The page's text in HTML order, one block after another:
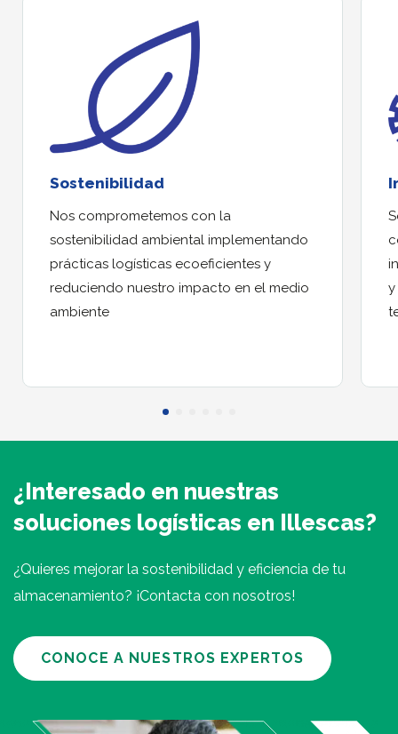
Sostenibilidad
Nos comprometemos con la
sostenibilidad ambiental implementando
prácticas logísticas ecoeficientes y
reduciendo nuestro impacto en el medio
ambiente
y
¿Interesado en nuestras
soluciones logísticas en Illescas?
¿Quieres mejorar la sostenibilidad y eficiencia de tu
almacenamiento? ¡Contacta con nosotros!
CONOCE A NUESTROS EXPERTOS